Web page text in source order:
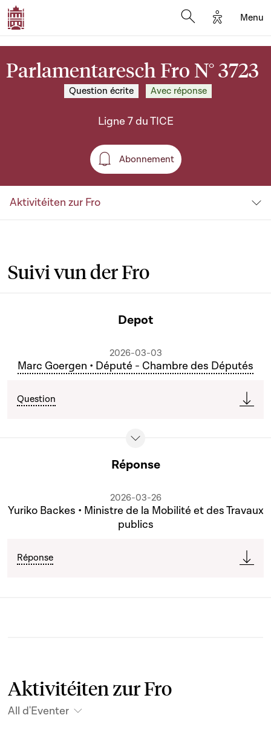
Options
Menu
Parlamentaresch Fro N° 3723
Question écrite Avec réponse
Ligne 7 du TICE
Abonnement
Abonnement
Aktivitéiten zur Fro
Suivi vun der Fro
Depot
2026-03-03
Marc Goergen • Député - Chambre des Députés
Question
Réponse
2026-03-26
Yuriko Backes • Ministre de la Mobilité et des Travaux
publics
Réponse
Aktivitéiten zur Fro
All d'Eventer